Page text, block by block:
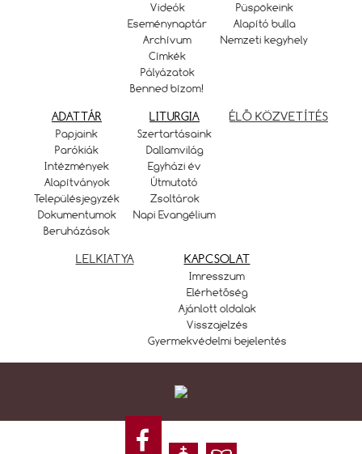
Videók
Eseménynaptár
Archívum
Címkék
Pályázatok
Benned bízom!
Püspökeink
Alapító bulla
Nemzeti kegyhely
ADATTÁR
Papjaink
Parókiák
Intézmények
Alapítványok
Településjegyzék
Dokumentumok
Beruházások
LITURGIA
Szertartásaink
Dallamvilág
Egyházi év
Útmutató
Zsoltárok
Napi Evangélium
ÉLŐ KÖZVETÍTÉS
LELKIATYA KAPCSOLAT
Imresszum
Elérhetőség
Ajánlott oldalak
Visszajelzés
Gyermekvédelmi bejelentés